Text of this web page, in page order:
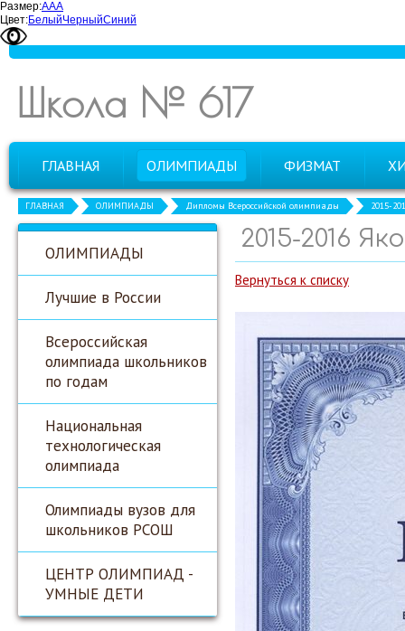
Размер:ААА
Цвет:БелыйЧерныйСиний
Школа № 617
ГЛАВНАЯ ОЛИМПИАДЫ ФИЗМАТ
ГЛАВНАЯ ОЛИМПИАДЫ Дипломы Всероссийской олимпиады 2015-
ОЛИМПИАДЫ
Лучшие в России
Всероссийская
олимпиада школьников
по годам
Национальная
технологическая
олимпиада
Олимпиады вузов для
школьников РСОШ
ЦЕНТР ОЛИМПИАД -
УМНЫЕ ДЕТИ
2015-2016
Вернуться к списку